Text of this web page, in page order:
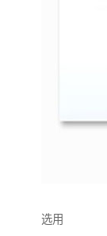
选用